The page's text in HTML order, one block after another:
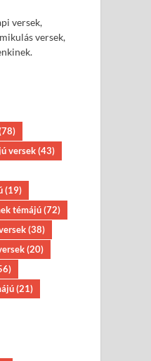
versek,
versek,
versek(43)
(19)
témájú(72)
(38)
(20)
(21)